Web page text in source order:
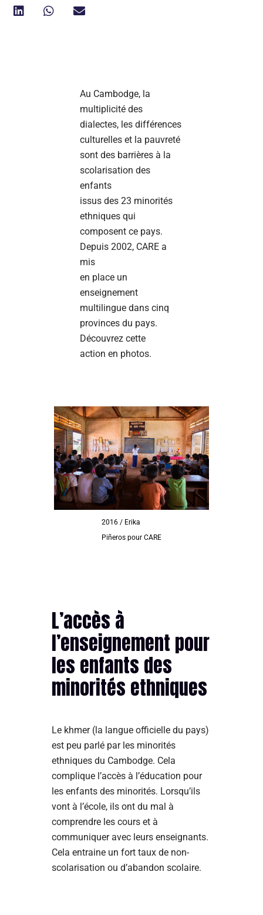
Au Cambodge, la
multiplicité des
dialectes, les différences
culturelles et la pauvreté
sont des barrières à la
scolarisation des
enfants
issus des 23 minorités
ethniques qui
composent ce pays.
Depuis 2002, CARE a
mis
en place un
enseignement
multilingue dans cinq
provinces du pays.
Découvrez cette
action en photos.
2016 / Erika
Piñeros pour CARE
L’accès à
l’enseignement pour
les enfants des
minorités ethniques
Le khmer (la langue officielle du pays)
est peu parlé par les minorités
ethniques du Cambodge. Cela
complique l’accès à l’éducation pour
les enfants des minorités. Lorsqu’ils
vont à l’école, ils ont du mal à
comprendre les cours et à
communiquer avec leurs enseignants.
Cela entraine un fort taux de non-
scolarisation ou d’abandon scolaire.